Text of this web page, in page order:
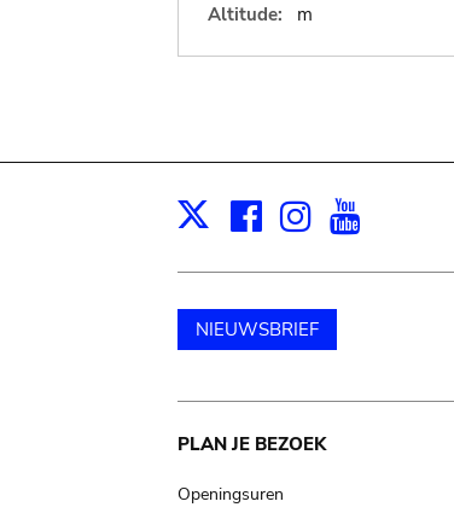
Altitude:
m
X Facebook
Instagram
NIEUWSBRIEF
Main
PLAN JE BEZOEK
Openingsuren